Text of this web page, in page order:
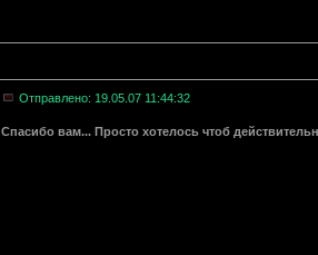
Отправлено: 19.05.07 11:44:32
Спасибо вам... Просто хотелось чтоб